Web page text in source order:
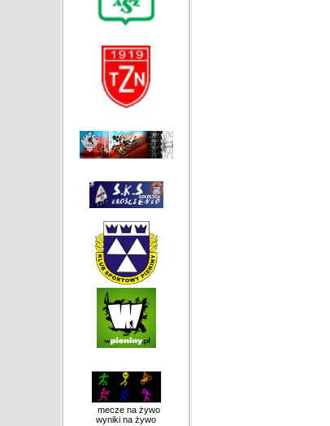
mecze na żywo
wyniki na żywo